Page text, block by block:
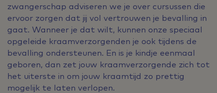
zwangerschap adviseren we je over cursussen die
ervoor zorgen dat jij vol vertrouwen je bevalling in
gaat. Wanneer je dat wilt, kunnen onze speciaal
opgeleide kraamverzorgenden je ook tijdens de
bevalling ondersteunen. En is je kindje eenmaal
geboren, dan zet jouw kraamverzorgende zich tot
het uiterste in om jouw kraamtijd zo prettig
mogelijk te laten verlopen.